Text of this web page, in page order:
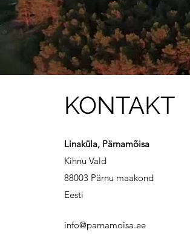
KONTAKT
Linaküla, Pärnamõisa
Kihnu Vald
88003 Pärnu maakond
Eesti
info@parnamoisa.ee